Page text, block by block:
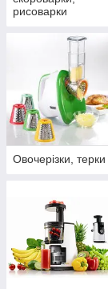
рисоварки
Овочерізки, терки